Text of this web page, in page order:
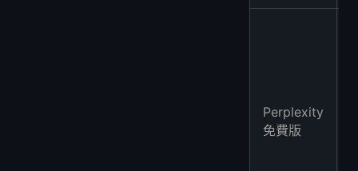
Perplexity
免費版